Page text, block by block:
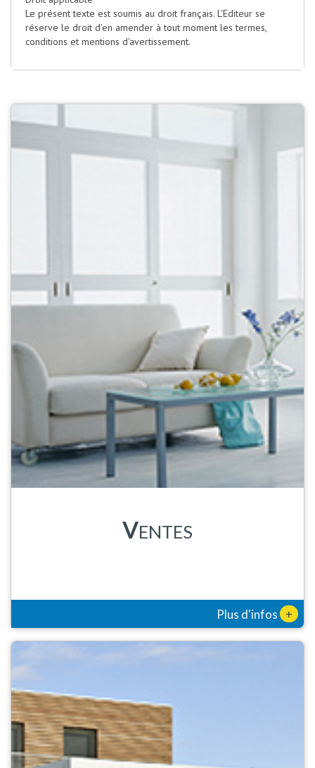
Le présent texte est soumis au droit français. L'Editeur se
réserve le droit d'en amender à tout moment les termes,
conditions et mentions d'avertissement.
VENTES
Plus d'infos +